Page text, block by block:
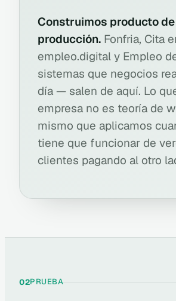
Construimos producto de
producción. Fonfria, Cita
empleo.digital y Empleo
sistemas que negocios
día — salen de aquí. Lo
empresa no es teoría de
mismo que aplicamos
tiene que funcionar de
clientes pagando al otro
02PRUEBA